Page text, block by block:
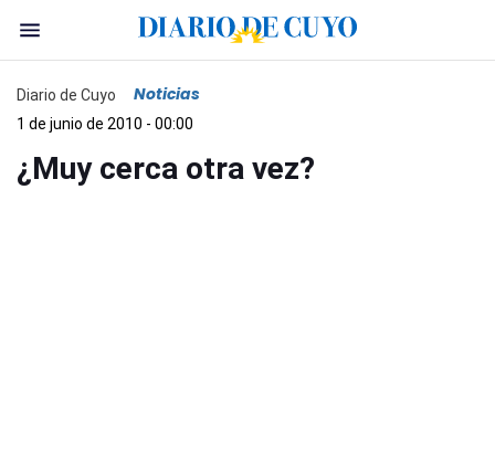
Diario de Cuyo Noticias
1 de junio de 2010 - 00:00
¿Muy cerca otra vez?